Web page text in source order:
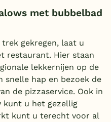
met bubbelbad
trek gekregen, laat u
restaurant. Hier staan
lekkernijen op de
snelle hap en bezoek de
de pizzaservice. Ook in
kunt u het gezellig
kunt u terecht voor al